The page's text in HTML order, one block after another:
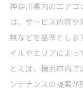
神奈川県内のエアコ
は、サービス内容
無などを基準としま
イルやエリアによっ
とえば、横浜市内
ンテナンスの提案が